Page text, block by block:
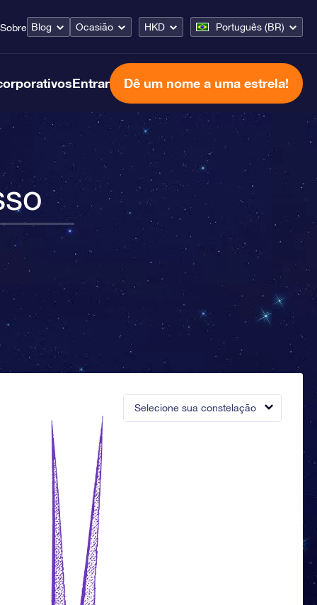
Sobre Blog Ocasião HKD Português (BR)
Entrar Dê um nome a uma estrela!
Selecione sua constelação